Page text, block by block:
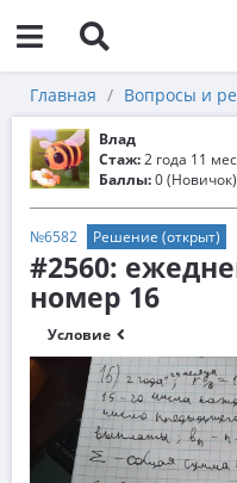
Главная Вопросы и
Влад
Стаж:2 года 11
Баллы:0 (Новичок)
№6582 Решение (открыт)
#2560:
номер 16
Условие